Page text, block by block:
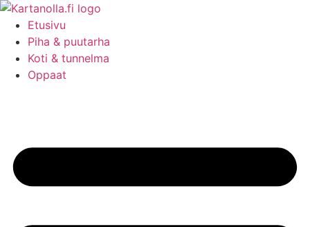
Mene
sisältöönEtusivu
Piha & puutarha
Koti & tunnelma
Oppaat